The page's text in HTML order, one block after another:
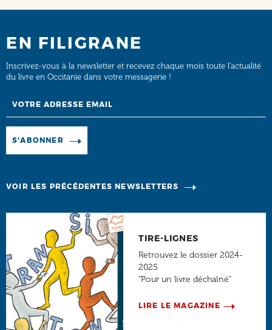
EN FILIGRANE
Inscrivez-vous à la newsletter et recevez chaque mois toute l’actualité
du livre en Occitanie dans votre messagerie !
S'ABONNER
VOIR LES PRÉCÉDENTES NEWSLETTERS
TIRE-LIGNES
Retrouvez le dossier 2024-
2025
"Pour un livre déchaîné"
LIRE LE MAGAZINE